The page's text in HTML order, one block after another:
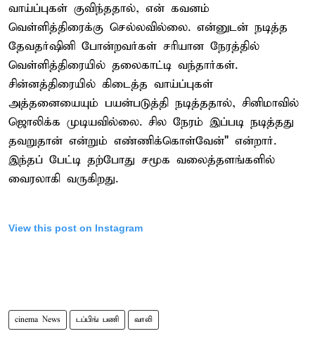
வாய்ப்புகள் குவிந்ததால், என் கவனம்
வெள்ளித்திரைக்கு செல்லவில்லை. என்னுடன் நடித்த
தேவதர்ஷினி போன்றவர்கள் சரியான நேரத்தில்
வெள்ளித்திரையில் தலைகாட்டி வந்தார்கள்.
சின்னத்திரையில் கிடைத்த வாய்ப்புகள்
அத்தனையையும் பயன்படுத்தி நடித்ததால், சினிமாவில்
ஜொலிக்க முடியவில்லை. சில நேரம் இப்படி நடித்தது
தவறுதான் என்றும் எண்ணிக்கொள்வேன்" என்றார்.
இந்தப் பேட்டி தற்போது சமூக வலைத்தளங்களில்
வைரலாகி வருகிறது.
View this post on Instagram
cinema News டப்பிங் பணி வாலி